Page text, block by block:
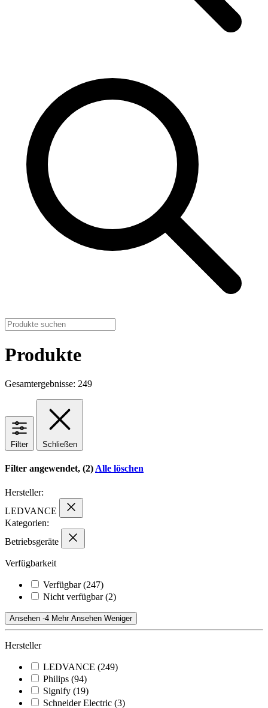
Produkte
Gesamtergebnisse: 249
Filter Schließen
Filter angewendet, (2)Alle löschen
Hersteller:
LEDVANCE
Kategorien:
Betriebsgeräte
Verfügbarkeit
Verfügbar (247)
Nicht verfügbar (2)
Ansehen -4 Mehr Ansehen Weniger
Hersteller
LEDVANCE (249)
Philips (94)
Signify (19)
Schneider Electric (3)